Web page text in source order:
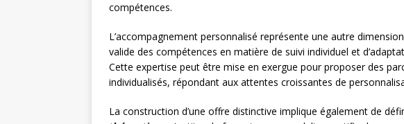
compétences.
L’accompagnement personnalisé représente une autre
valide des compétences en matière de suivi individuel et
Cette expertise peut être mise en exergue pour proposer des
individualisés, répondant aux attentes croissantes de
La construction d’une offre distinctive implique également de